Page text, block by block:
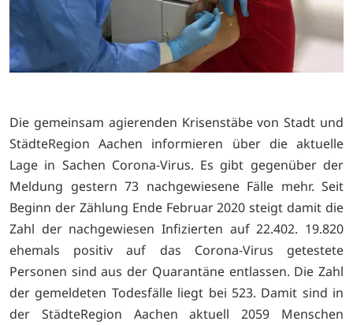
Die gemeinsam agierenden Krisenstäbe von Stadt und
StädteRegion Aachen informieren über die aktuelle
Lage in Sachen Corona-Virus. Es gibt gegenüber der
Meldung gestern 73 nachgewiesene Fälle mehr. Seit
Beginn der Zählung Ende Februar 2020 steigt damit die
Zahl der nachgewiesen Infizierten auf 22.402. 19.820
ehemals positiv auf das Corona-Virus getestete
Personen sind aus der Quarantäne entlassen. Die Zahl
der gemeldeten Todesfälle liegt bei 523. Damit sind in
der StädteRegion Aachen aktuell 2059 Menschen